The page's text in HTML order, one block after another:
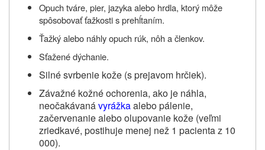
Opuch tváre, pier, jazyka alebo hrdla, ktorý môže
spôsobovať ťažkosti s prehĺtaním.
Ťažký alebo náhly opuch rúk, nôh a členkov.
Sťažené dýchanie.
Silné svrbenie kože (s prejavom hrčiek).
Závažné kožné ochorenia, ako je náhla,
neočakávanávyrážkaalebo pálenie,
začervenanie alebo olupovanie kože (veľmi
zriedkavé, postihuje menej než 1 pacienta z 10
000).